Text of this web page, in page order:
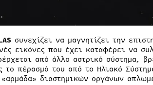
συνεχίζει να μαγνητίζει την
εικόνες που έχει καταφέρει να
από άλλο αστρικό σύστημα,
το πέρασμά του από το Ηλιακό
διαστημικών οργάνων